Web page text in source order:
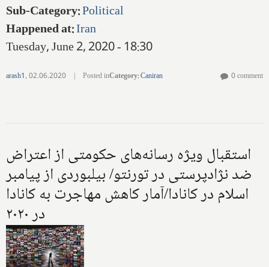
Sub-Category:Political
Happened at:Iran
Tuesday, June 2, 2020 - 18:30
arash1,02.06.2020 | Posted inCategory:Caniran 0 comment
استقبال ویژه رسانه‌های حکومتی از اعتراض
ضد نژادپرستی در تورنتو/ بیلبوردی از پیامبر
اسلام در کانادا/آمار کاهش مهاجرت به کانادا
در ۲۰۲۰